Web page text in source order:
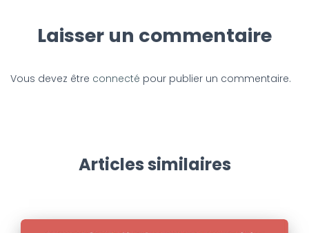
Laisser un commentaire
Vous devez être connecté pour publier un commentaire.
Articles similaires